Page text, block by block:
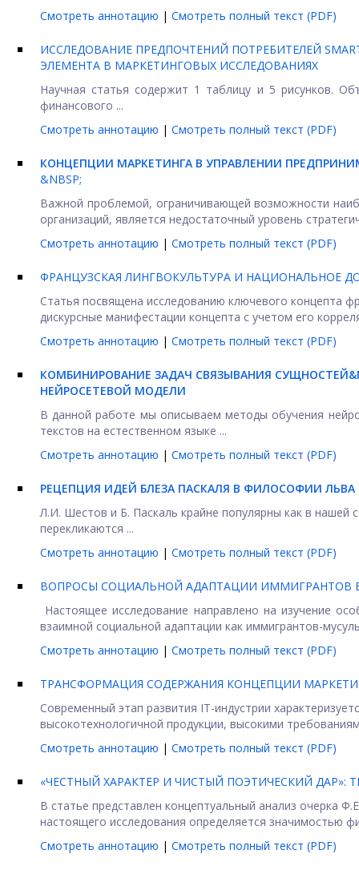
Смотреть аннотацию | Смотреть полный текст (PDF)
ИССЛЕДОВАНИЕ ПРЕДПОЧТЕНИЙ ПОТРЕБИТЕЛЕЙ
ЭЛЕМЕНТА В МАРКЕТИНГОВЫХ ИССЛЕДОВАНИЯХ
Научная статья содержит 1 таблицу и 5 рисунков.
финансового ...
Смотреть аннотацию | Смотреть полный текст (PDF)
КОНЦЕПЦИИ МАРКЕТИНГА В УПРАВЛЕНИИ
&NBSP;
Важной проблемой, ограничивающей возможности
организаций, является недостаточный уровень
Смотреть аннотацию | Смотреть полный текст (PDF)
ФРАНЦУЗСКАЯ ЛИНГВОКУЛЬТУРА И НАЦИОНАЛЬНОЕ
Статья посвящена исследованию ключевого концепта
дискурсные манифестации концепта с учетом его
Смотреть аннотацию | Смотреть полный текст (PDF)
КОМБИНИРОВАНИЕ ЗАДАЧ СВЯЗЫВАНИЯ
НЕЙРОСЕТЕВОЙ МОДЕЛИ
В данной работе мы описываем методы обучения
текстов на естественном языке ...
Смотреть аннотацию | Смотреть полный текст (PDF)
РЕЦЕПЦИЯ ИДЕЙ БЛЕЗА ПАСКАЛЯ В ФИЛОСОФИИ
Л.И. Шестов и Б. Паскаль крайне популярны как в нашей
перекликаются ...
Смотреть аннотацию | Смотреть полный текст (PDF)
ВОПРОСЫ СОЦИАЛЬНОЙ АДАПТАЦИИ ИММИГРАНТОВ
Настоящее исследование направлено на изучение
взаимной социальной адаптации как иммигрантов-
Смотреть аннотацию | Смотреть полный текст (PDF)
ТРАНСФОРМАЦИЯ СОДЕРЖАНИЯ КОНЦЕПЦИИ
Современный этап развития IT-индустрии
высокотехнологичной продукции, высокими
Смотреть аннотацию | Смотреть полный текст (PDF)
«ЧЕСТНЫЙ ХАРАКТЕР И ЧИСТЫЙ ПОЭТИЧЕСКИЙ ДАР»:
В статье представлен концептуальный анализ очерка
настоящего исследования определяется значимостью
Смотреть аннотацию | Смотреть полный текст (PDF)